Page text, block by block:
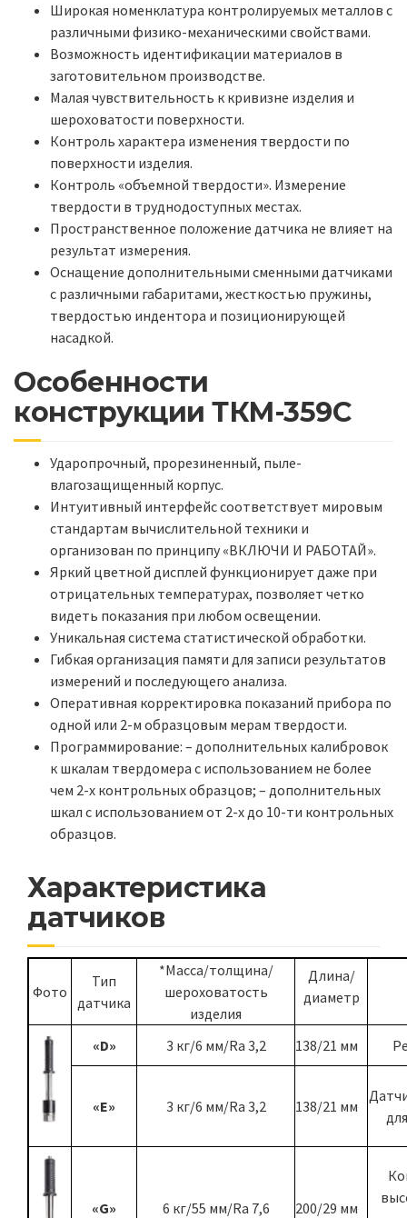
Широкая номенклатура контролируемых металлов с
различными физико-механическими свойствами.
Возможность идентификации материалов в
заготовительном производстве.
Малая чувствительность к кривизне изделия и
шероховатости поверхности.
Контроль характера изменения твердости по
поверхности изделия.
Контроль «объемной твердости». Измерение
твердости в труднодоступных местах.
Пространственное положение датчика не влияет на
результат измерения.
Оснащение дополнительными сменными датчиками
с различными габаритами, жесткостью пружины,
твердостью индентора и позиционирующей
насадкой.
Особенности
конструкции ТКМ-359C
Ударопрочный, прорезиненный, пыле-
влагозащищенный корпус.
Интуитивный интерфейс соответствует мировым
стандартам вычислительной техники и
организован по принципу «ВКЛЮЧИ И РАБОТАЙ».
Яркий цветной дисплей функционирует даже при
отрицательных температурах, позволяет четко
видеть показания при любом освещении.
Уникальная система статистической обработки.
Гибкая организация памяти для записи результатов
измерений и последующего анализа.
Оперативная корректировка показаний прибора по
одной или 2-м образцовым мерам твердости.
Программирование: – дополнительных калибровок
к шкалам твердомера с использованием не более
чем 2-х контрольных образцов; – дополнительных
шкал с использованием от 2-х до 10-ти контрольных
образцов.
Характеристика
датчиков
Фото
Тип
датчика
*Масса/толщина/
шероховатость
изделия
Длина/
диаметр
«D» 3 кг/6 мм/Ra 3,2 138/21 мм
«E» 3 кг/6 мм/Ra 3,2 138/21 мм
«G» 6 кг/55 мм/Ra 7,6 200/29 мм